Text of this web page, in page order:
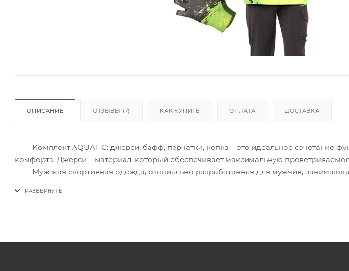
ОПИСАНИЕ ОТЗЫВЫ (7) КАК КУПИТЬ ОПЛАТА ДОСТАВКА
Комплект AQUATIC: джерси, бафф, перчатки, кепка – это идеальное сочетание
комфорта. Джерси – материал, который обеспечивает максимальную
Мужская спортивная одежда, специально разработанная для мужчин,